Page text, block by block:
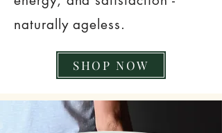
naturally ageless.
SHOP NOW